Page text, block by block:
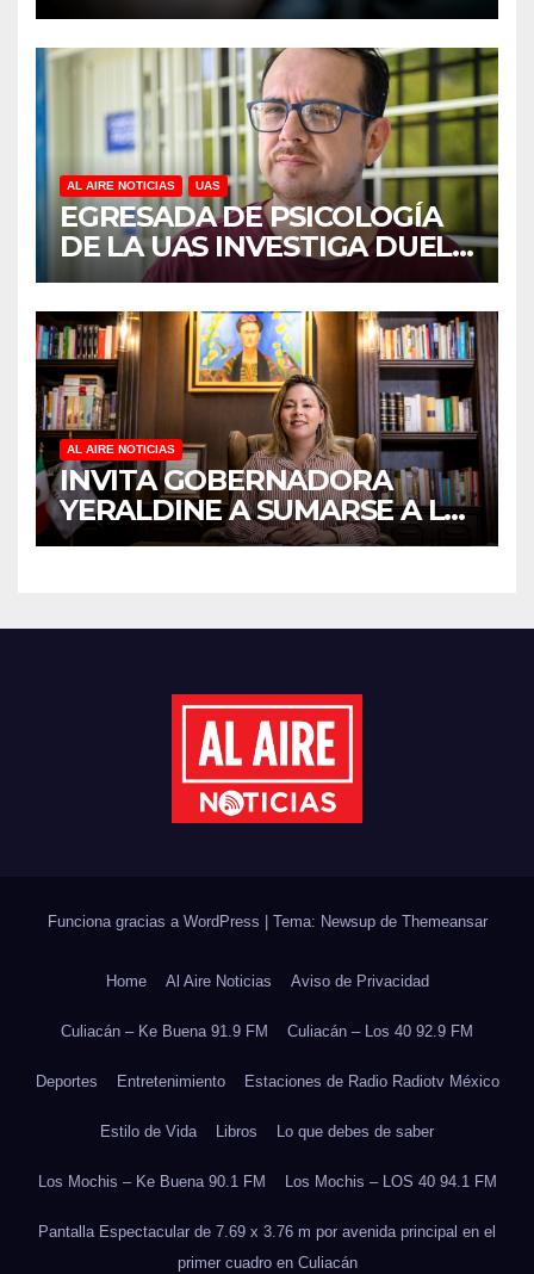
DISCAPACIDAD EN MÉXICO,
REVELA ESTUDIO DEL
CIDOCS DE LA UAS
AL AIRE NOTICIAS UAS
EGRESADA DE PSICOLOGÍA
DE LA UAS INVESTIGA DUELO
ANTICIPADO Y SOBRECARGA
EN CUIDADORES DE
ADULTOS MAYORES
AL AIRE NOTICIAS
INVITA GOBERNADORA
YERALDINE A SUMARSE A LA
JORNADA NACIONAL DE
DE ÁRBOLES
Funciona gracias a WordPress Tema: Newsup de Themeansar
Home Al Aire Noticias Aviso de Privacidad
Culiacán – Ke Buena 91.9 FM Culiacán – Los 40 92.9 FM
Deportes Entretenimiento Estaciones de Radio Radiotv México
Estilo de Vida Libros Lo que debes de saber
Los Mochis – Ke Buena 90.1 FM Los Mochis – LOS 40 94.1 FM
Pantalla Espectacular de 7.69 x 3.76 m por avenida principal en el
primer cuadro en Culiacán